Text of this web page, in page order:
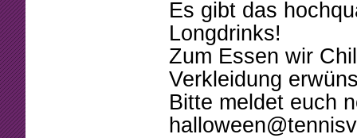
Es gibt das
Longdrinks!
Zum Essen wir
Verkleidung
Bitte meldet euch